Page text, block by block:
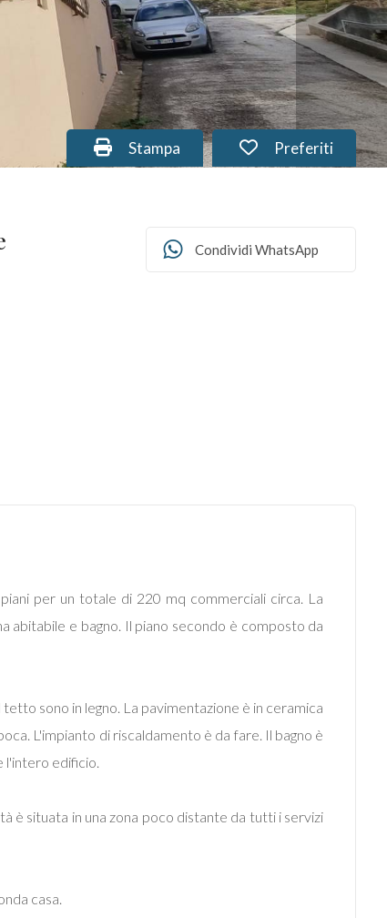
Preferiti: Cod.
Preferiti
Stampa: Cod. PU-250
Stampa
Condividi WhatsApp
per un totale di 220 mq commerciali circa. La
abitabile e bagno. Il piano secondo è composto da
sono in legno. La pavimentazione è in ceramica
L'impianto di riscaldamento è da fare. Il bagno è
l'intero edificio.
è situata in una zona poco distante da tutti i servizi
casa.